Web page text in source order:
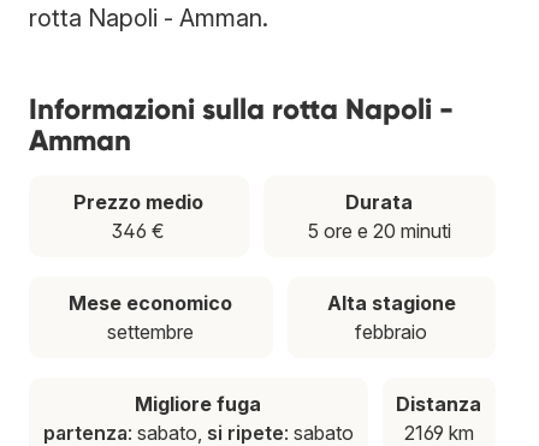
rotta Napoli - Amman.
Informazioni sulla rotta Napoli -
Amman
Prezzo medio
346 €
Durata
5 ore e 20 minuti
Mese economico
settembre
Alta stagione
febbraio
Migliore fuga
partenza: sabato, si ripete: sabato
Distanza
2169 km